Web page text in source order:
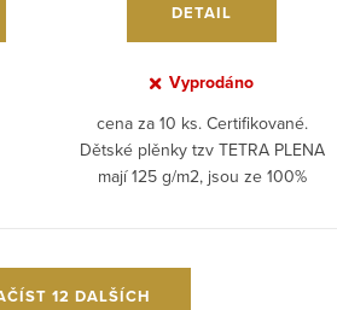
DETAIL
Vyprodáno
cena za 10 ks. Certifikované.
Dětské plěnky tzv TETRA PLENA
mají 125 g/m2, jsou ze 100%
12 DALŠÍCH